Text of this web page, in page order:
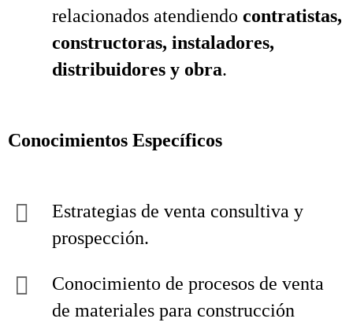
relacionados atendiendo contratistas,
constructoras, instaladores,
distribuidores y obra.
Conocimientos Específicos
Estrategias de venta consultiva y
prospección.
Conocimiento de procesos de venta
de materiales para construcción